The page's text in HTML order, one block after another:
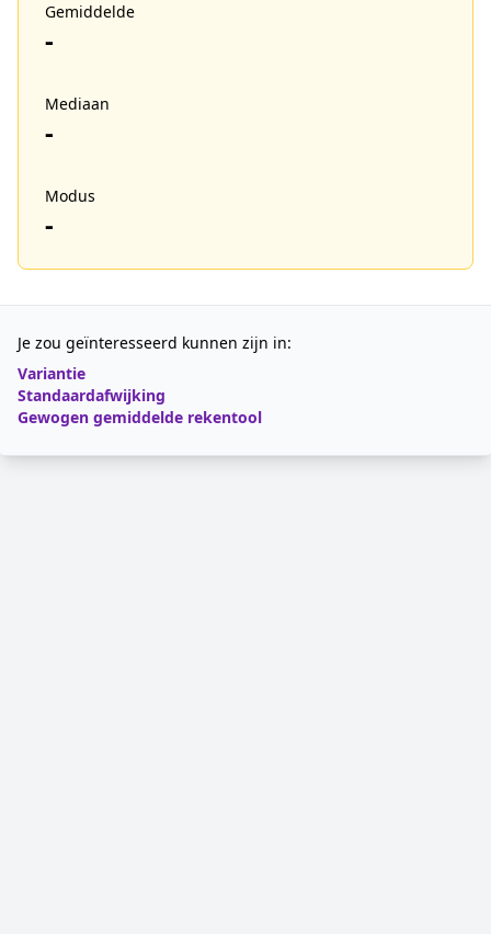
Gemiddelde
-
Mediaan
-
Modus
-
Je zou geïnteresseerd kunnen zijn in:
Variantie
Standaardafwijking
Gewogen gemiddelde rekentool